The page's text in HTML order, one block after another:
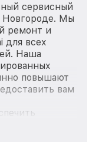
сервисный
Новгороде. Мы
ремонт и
для всех
Наша
повышают
вам
для
Viomi, вне